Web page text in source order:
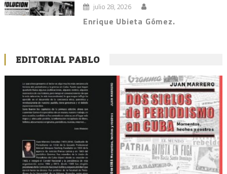
julio 28, 2026
Enrique Ubieta Gómez.
EDITORIAL PABLO